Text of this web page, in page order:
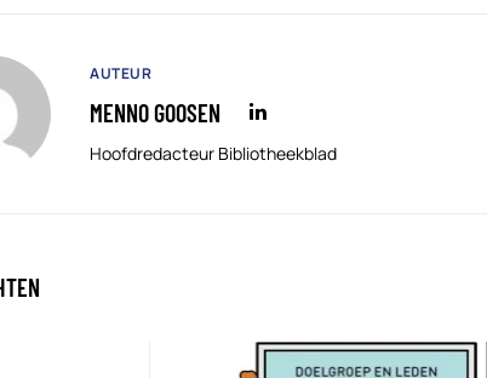
AUTEUR
MENNO GOOSEN
Hoofdredacteur Bibliotheekblad